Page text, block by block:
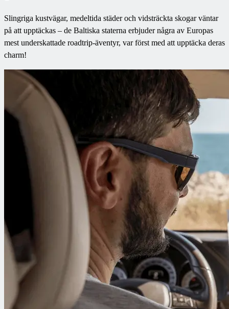
Slingriga kustvägar, medeltida städer och vidsträckta skogar väntar
på att upptäckas – de Baltiska staterna erbjuder några av Europas
mest underskattade roadtrip-äventyr, var först med att upptäcka deras
charm!